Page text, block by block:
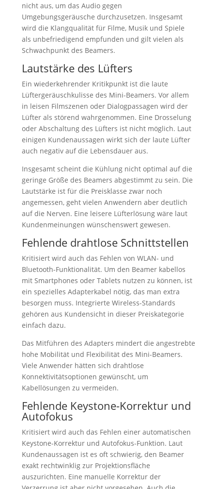
nicht aus, um das Audio gegen
Umgebungsgeräusche durchzusetzen. Insgesamt
wird die Klangqualität für Filme, Musik und Spiele
als unbefriedigend empfunden und gilt vielen als
Schwachpunkt des Beamers.
Lautstärke des Lüfters
Ein wiederkehrender Kritikpunkt ist die laute
Lüftergeräuschkulisse des Mini-Beamers. Vor allem
in leisen Filmszenen oder Dialogpassagen wird der
Lüfter als störend wahrgenommen. Eine Drosselung
oder Abschaltung des Lüfters ist nicht möglich. Laut
einigen Kundenaussagen wirkt sich der laute Lüfter
auch negativ auf die Lebensdauer aus.
Insgesamt scheint die Kühlung nicht optimal auf die
geringe Größe des Beamers abgestimmt zu sein. Die
Lautstärke ist für die Preisklasse zwar noch
angemessen, geht vielen Anwendern aber deutlich
auf die Nerven. Eine leisere Lüfterlösung wäre laut
Kundenmeinungen wünschenswert gewesen.
Fehlende drahtlose Schnittstellen
Kritisiert wird auch das Fehlen von WLAN- und
Bluetooth-Funktionalität. Um den Beamer kabellos
mit Smartphones oder Tablets nutzen zu können, ist
ein spezielles Adapterkabel nötig, das man extra
besorgen muss. Integrierte Wireless-Standards
gehören aus Kundensicht in dieser Preiskategorie
einfach dazu.
Das Mitführen des Adapters mindert die angestrebte
hohe Mobilität und Flexibilität des Mini-Beamers.
Viele Anwender hätten sich drahtlose
Konnektivitätsoptionen gewünscht, um
Kabellösungen zu vermeiden.
Fehlende Keystone-Korrektur und
Autofokus
Kritisiert wird auch das Fehlen einer automatischen
Keystone-Korrektur und Autofokus-Funktion. Laut
Kundenaussagen ist es oft schwierig, den Beamer
exakt rechtwinklig zur Projektionsfläche
auszurichten. Eine manuelle Korrektur der